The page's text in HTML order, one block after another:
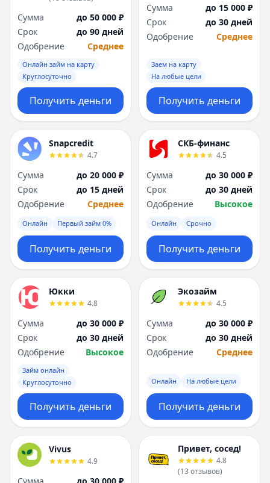
Сумма
до 50 000 ₽
Срок
до 90 дней
Одобрение
Среднее
Онлайн займ на карту
Круглосуточно
Получить деньги
Сумма
до 15 000 ₽
Срок
до 30 дней
Одобрение
Среднее
Заем на карту
На любые цели
Получить деньги
Snapcredit
4.7
Сумма
до 20 000 ₽
Срок
до 15 дней
Одобрение
Среднее
Онлайн Первый займ 0%
Получить деньги
СКБ-финанс
4.5
Сумма
до 30 000 ₽
Срок
до 30 дней
Одобрение
Высокое
Онлайн Срочно
Получить деньги
Юкки
4.8
Сумма
до 30 000 ₽
Срок
до 30 дней
Одобрение
Высокое
Займ онлайн
Круглосуточно
Получить деньги
Экозайм
4.5
Сумма
до 30 000 ₽
Срок
до 30 дней
Одобрение
Среднее
Онлайн На любые цели
Получить деньги
Vivus
4.9
Привет, сосед!
4.8
(13 отзывов)